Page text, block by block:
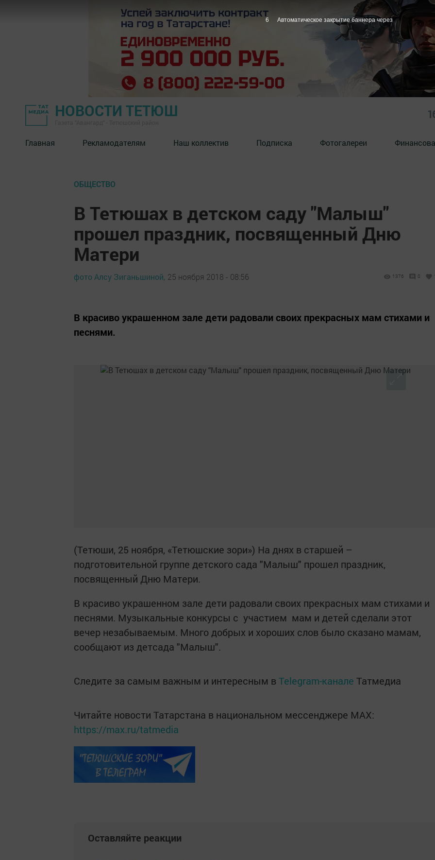
НОВОСТИ ТЕТЮШ
Главная Рекламодателям Наш коллектив Подписка Фотогалереи
ОБЩЕСТВО
В Тетюшах в детском саду "Малыш"
прошел праздник, посвященный Дню
Матери
фото Алсу Зиганьшиной, 25 ноября 2018 - 08:56 1376 0
В красиво украшенном зале дети радовали своих прекрасных мам стихами и
песнями.
(Тетюши, 25 ноября, «Тетюшские зори») На днях в старшей –
подготовительной группе детского сада "Малыш" прошел праздник,
посвященный Дню Матери.
В красиво украшенном зале дети радовали своих прекрасных мам стихами и
песнями. Музыкальные конкурсы с участием мам и детей сделали этот
вечер незабываемым. Много добрых и хороших слов было сказано мамам,
сообщают из детсада "Малыш".
Следите за самым важным и интересным в Telegram-канале Татмедиа
Читайте новости Татарстана в национальном мессенджере MАХ:
https://max.ru/tatmedia
Оставляйте реакции
5 Автоматическое закрытие баннера через